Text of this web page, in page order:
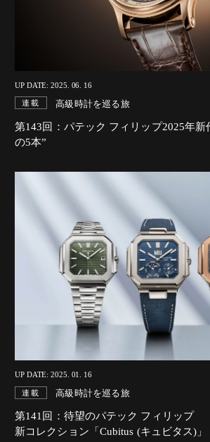
UP DATE: 2025. 06. 16
連載 高級時計を巡る旅
第143回：パテック フィリップ2025年新
の5本”
UP DATE: 2025. 01. 16
連載 高級時計を巡る旅
第141回：待望のパテック フィリップ
新コレクション「Cubitus (キュビタス)」